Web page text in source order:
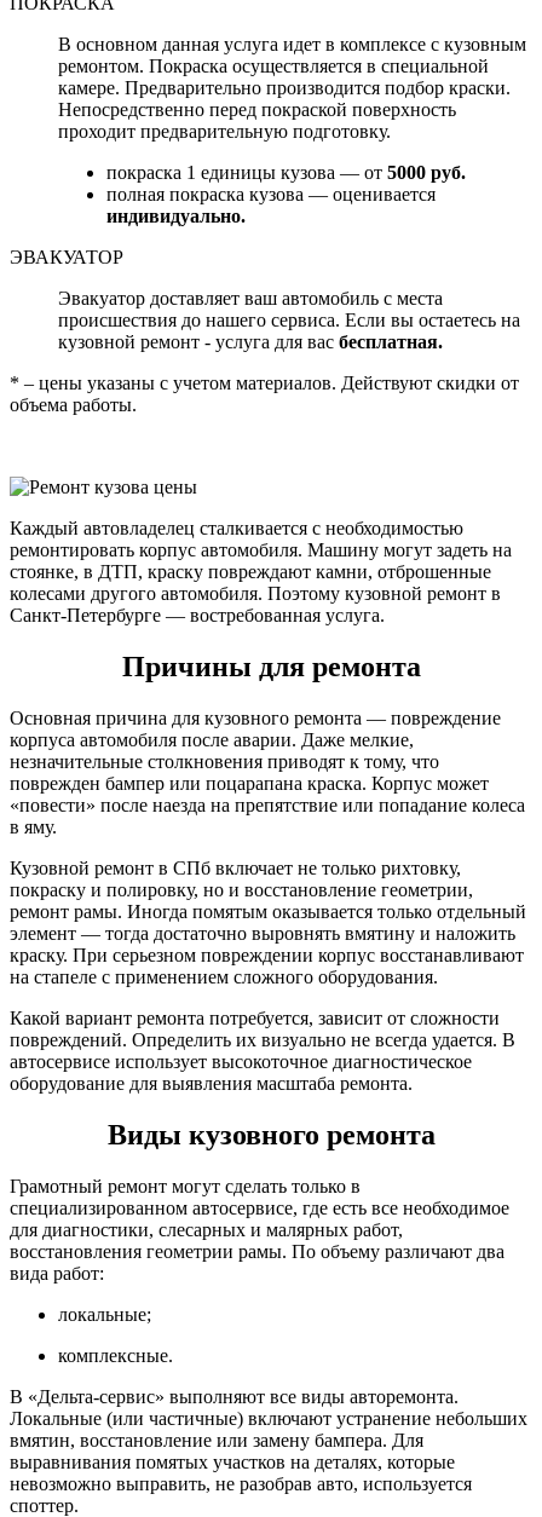
В основном данная услуга идет в комплексе с кузовным
ремонтом. Покраска осуществляется в специальной
камере. Предварительно производится подбор краски.
Непосредственно перед покраской поверхность
проходит предварительную подготовку.
покраска 1 единицы кузова — от 5000 руб.
полная покраска кузова — оценивается
индивидуально.
ЭВАКУАТОР
Эвакуатор доставляет ваш автомобиль с места
происшествия до нашего сервиса. Если вы остаетесь на
кузовной ремонт - услуга для вас бесплатная.
* – цены указаны с учетом материалов. Действуют скидки от
объема работы.
Каждый автовладелец сталкивается с необходимостью
ремонтировать корпус автомобиля. Машину могут задеть на
стоянке, в ДТП, краску повреждают камни, отброшенные
колесами другого автомобиля. Поэтому кузовной ремонт в
Санкт-Петербурге — востребованная услуга.
Причины для ремонта
Основная причина для кузовного ремонта — повреждение
корпуса автомобиля после аварии. Даже мелкие,
незначительные столкновения приводят к тому, что
поврежден бампер или поцарапана краска. Корпус может
«повести» после наезда на препятствие или попадание колеса
в яму.
Кузовной ремонт в СПб включает не только рихтовку,
покраску и полировку, но и восстановление геометрии,
ремонт рамы. Иногда помятым оказывается только отдельный
элемент — тогда достаточно выровнять вмятину и наложить
краску. При серьезном повреждении корпус восстанавливают
на стапеле с применением сложного оборудования.
Какой вариант ремонта потребуется, зависит от сложности
повреждений. Определить их визуально не всегда удается. В
автосервисе использует высокоточное диагностическое
оборудование для выявления масштаба ремонта.
Виды кузовного ремонта
Грамотный ремонт могут сделать только в
специализированном автосервисе, где есть все необходимое
для диагностики, слесарных и малярных работ,
восстановления геометрии рамы. По объему различают два
вида работ:
локальные;
комплексные.
В «Дельта-сервис» выполняют все виды авторемонта.
Локальные (или частичные) включают устранение небольших
вмятин, восстановление или замену бампера. Для
выравнивания помятых участков на деталях, которые
невозможно выправить, не разобрав авто, используется
споттер.